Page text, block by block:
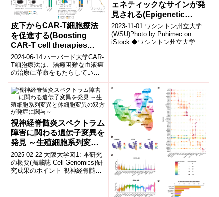
皮下からCAR-T細胞療法
を促進する(Boosting
CAR-T cell therapies
from under the skin)
2024-06-14 ハーバード大学CAR-
T細胞療法は、治癒困難な血液癌
の治療に革命をもたらしていま
すが、効果は部分的なものが多
く、新しい治療戦略が必要で
す。...
ェネティックなサインが発
見される(Epigenetic
signature for obesity
found in study of twins)
2023-11-01 ワシントン州立大学
(WSU)Photo by Puhimec on
iStock.◆ワシントン州立大学の
視神経脊髄炎スペクトラム
障害に関わる遺伝子変異を
発見 ～生殖細胞系列変異
と体細胞変異の双方が発症
に関与～
2025-02-22 大阪大学図1: 本研究
の概要(掲載誌 Cell Genomics)研
究成果のポイント 視神経脊髄炎